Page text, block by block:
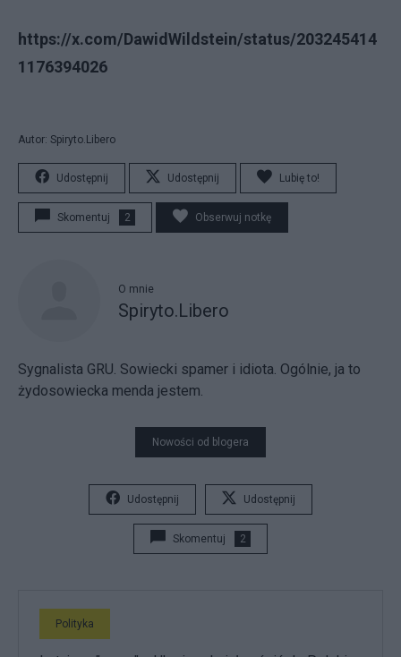
https://x.com/DawidWildstein/status/203245414
1176394026
Autor: Spiryto.Libero
Udostępnij Udostępnij Lubię to!
Skomentuj 2 Obserwuj notkę
O mnie
Spiryto.Libero
Sygnalista GRU. Sowiecki spamer i idiota. Ogólnie, ja to
żydosowiecka menda jestem.
Nowości od blogera
Udostępnij Udostępnij
Skomentuj 2
Polityka